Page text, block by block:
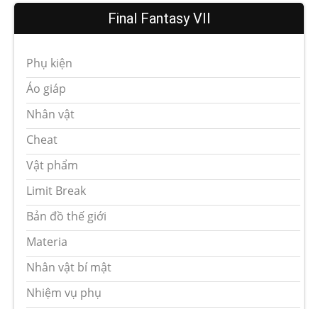
Final Fantasy VII
Phụ kiện
Áo giáp
Nhân vật
Cheat
Vật phẩm
Limit Break
Bản đồ thế giới
Materia
Nhân vật bí mật
Nhiệm vụ phụ